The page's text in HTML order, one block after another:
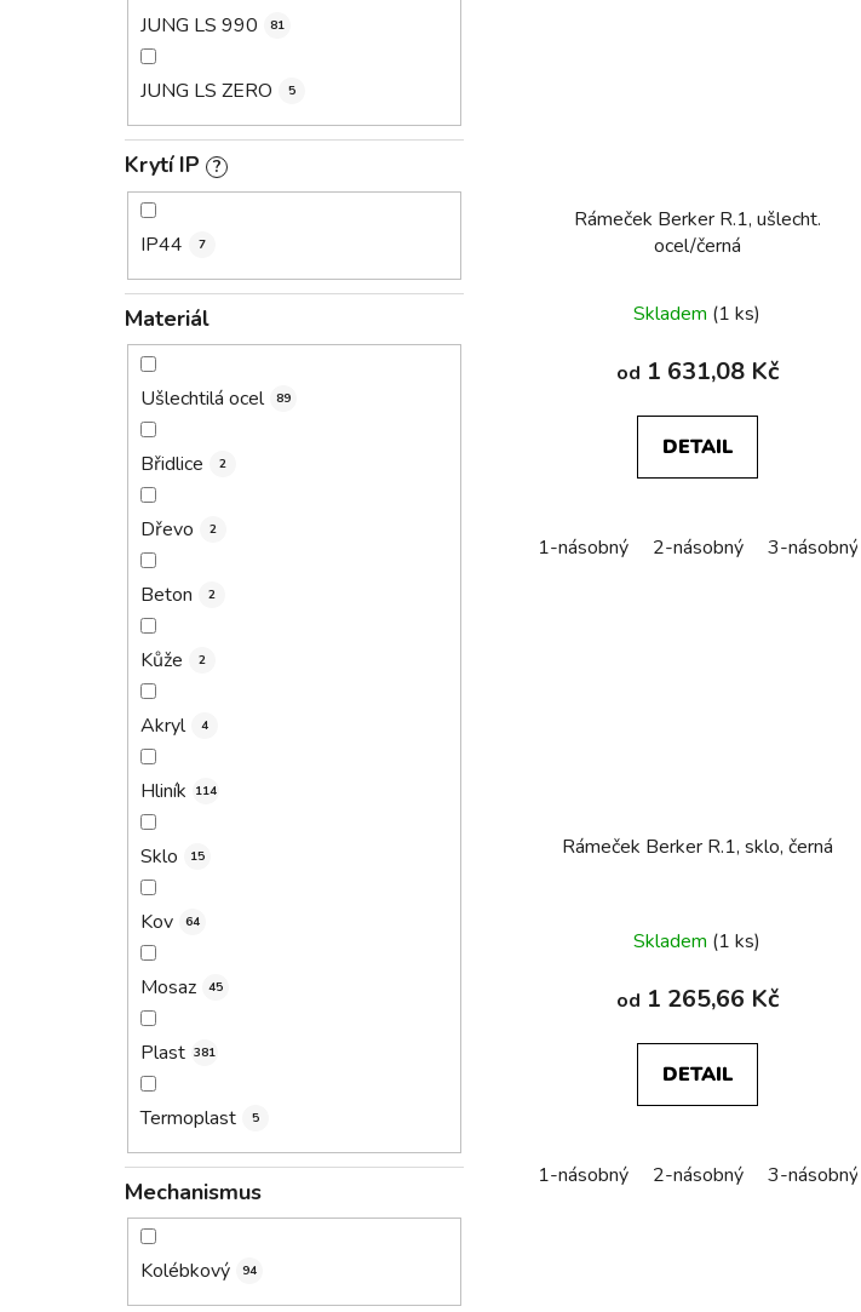
JUNG LS 990 81
JUNG LS ZERO 5
Krytí IP ?
IP44 7
Materiál
Ušlechtilá ocel 89
Břidlice 2
Dřevo 2
Beton 2
Kůže 2
Akryl 4
Hliník 114
Sklo 15
Kov 64
Mosaz 45
Plast 381
Termoplast 5
Mechanismus
Kolébkový 94
Rámeček Berker R.1, ušlecht.
ocel/černá
Skladem (1 ks)
od 1 631,08 Kč
DETAIL
1-násobný 2-násobný 3-násobný
Rámeček Berker R.1, sklo, černá
Skladem (1 ks)
od 1 265,66 Kč
DETAIL
1-násobný 2-násobný 3-násobný